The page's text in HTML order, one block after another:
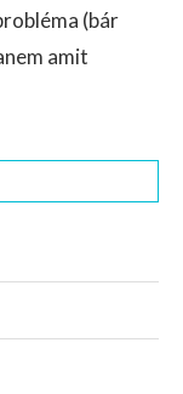
(bár
amit